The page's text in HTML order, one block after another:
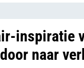
inspiratie
naar